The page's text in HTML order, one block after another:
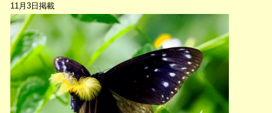
11月3日掲載